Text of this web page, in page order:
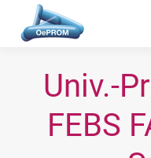
OePROM
Österreichische
Univ.-
FEBS